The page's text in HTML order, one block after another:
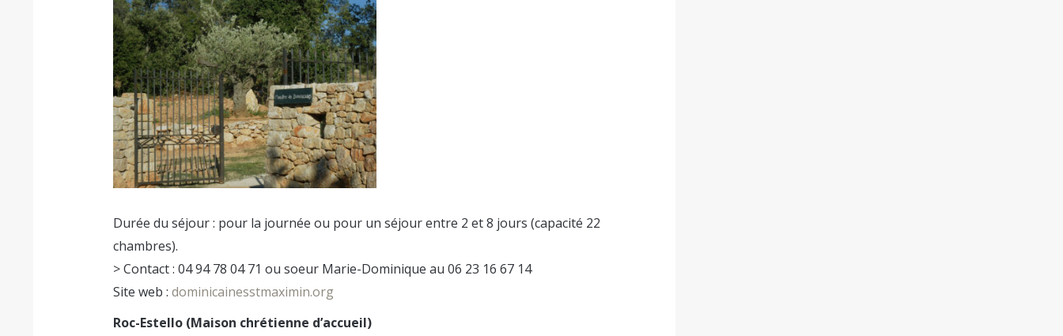
Durée du séjour : pour la journée ou pour un séjour entre 2 et 8 jours (capacité 22
chambres).
> Contact : 04 94 78 04 71 ou soeur Marie-Dominique au 06 23 16 67 14
Site web :dominicainesstmaximin.org
Roc-Estello (Maison chrétienne d’accueil)